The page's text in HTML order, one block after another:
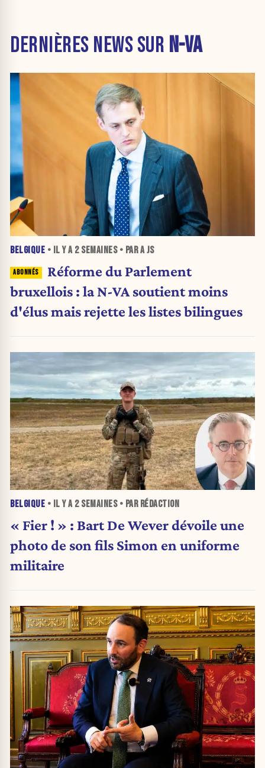
DERNIÈRES NEWS SUR N-VA
BELGIQUE • IL Y A 2 SEMAINES• PAR A JS
Réforme du Parlement
bruxellois : la N-VA soutient moins
d'élus mais rejette les listes bilingues
BELGIQUE • IL Y A 2 SEMAINES• PAR RÉDACTION
« Fier ! » : Bart De Wever dévoile une
photo de son fils Simon en uniforme
militaire